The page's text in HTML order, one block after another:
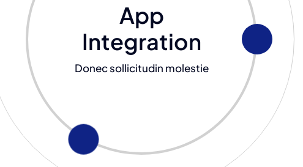
App
Integration
Donec sollicitudin molestie